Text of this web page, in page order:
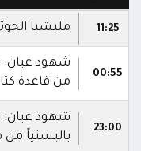
11:25 مليشيا
00:55
شهود عيان:
من قاعدة
23:00
شهود عيان:
باليستياً